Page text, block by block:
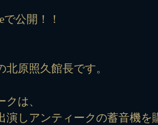
公開！！
原照久館長です。
は、
演しアンティークの蓄音機を